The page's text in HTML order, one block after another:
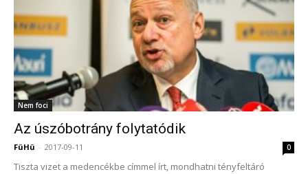
Nem foci
Az úszóbotrány folytatódik
FüHü - 2017-09-11 0
Tiszta vizet a medencékbe címmel írt, mondhatni tényfeltáró